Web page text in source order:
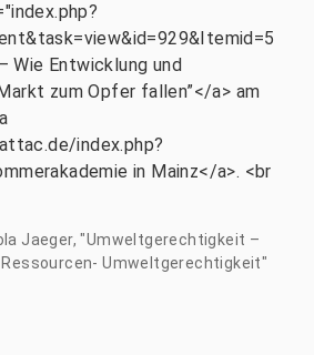
Wie Entwicklung und
zum Opfer fallen”</a> am
index.php?
in Mainz</a>. <br
Jaeger, "Umweltgerechtigkeit –
Ressourcen- Umweltgerechtigkeit"